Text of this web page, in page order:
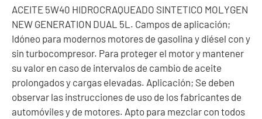
ACEITE 5W40 HIDROCRAQUEADO SINTETICO MOLYGEN
NEW GENERATION DUAL 5L. Campos de aplicación;
Idóneo para modernos motores de gasolina y diésel con y
sin turbocompresor. Para proteger el motor y mantener
su valor en caso de intervalos de cambio de aceite
prolongados y cargas elevadas. Aplicación; Se deben
observar las instrucciones de uso de los fabricantes de
automóviles y de motores. Apto para mezclar con todos